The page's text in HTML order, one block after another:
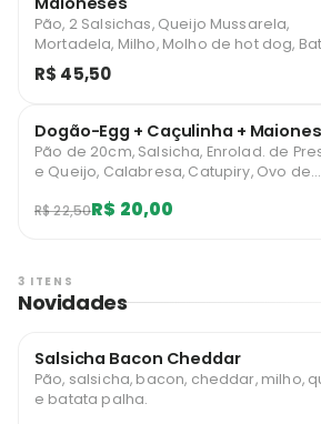
Pão, 2 Salsichas, Queijo Mussarela,
Mortadela, Milho, Molho de hot dog,
Katshup + Refrigerante 1litro + Maionese
industrial
R$ 45,50
Dogão-Egg + Caçulinha +
Pão de 20cm, Salsicha, Enrolad. de
e Queijo, Calabresa, Catupiry, Ovo de
Batata Palha, ketchup + Caçulinha +
R$ 22,50R$ 20,00
3 ITENS
Novidades
Salsicha Bacon Cheddar
Pão, salsicha, bacon, cheddar, milho,
e batata palha.